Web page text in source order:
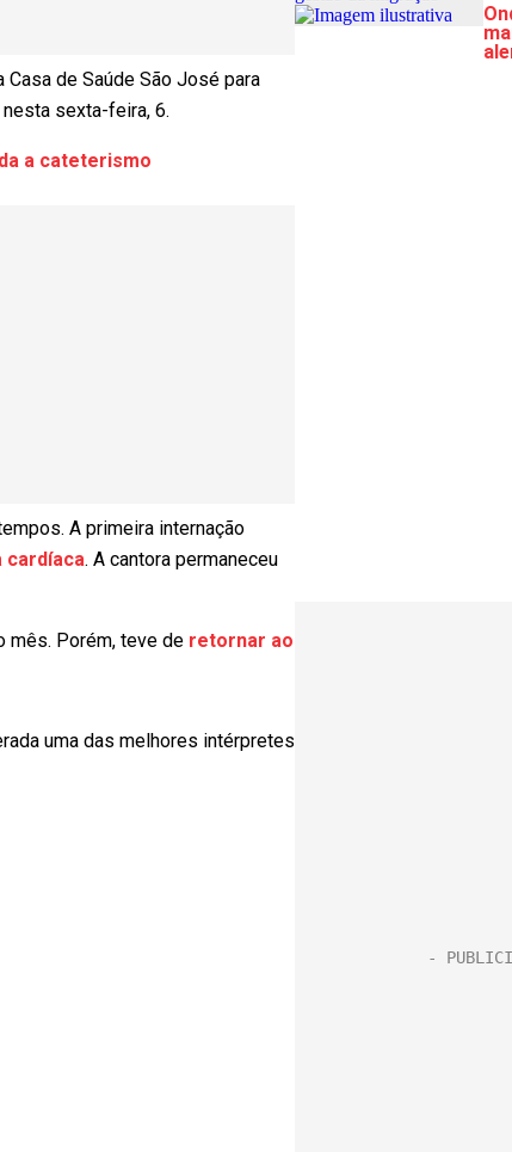
Casa de Saúde São José para
nesta sexta-feira, 6.
a cateterismo
A primeira internação
cardíaca. A cantora permaneceu
mês. Porém, teve de retornar ao
uma das melhores intérpretes